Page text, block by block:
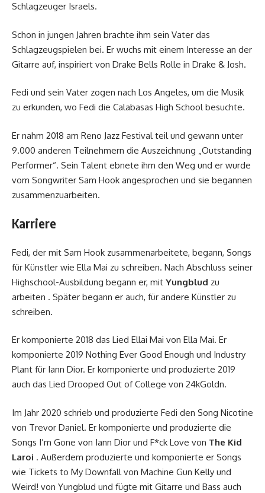
Schlagzeuger Israels.
Schon in jungen Jahren brachte ihm sein Vater das
Schlagzeugspielen bei. Er wuchs mit einem Interesse an der
Gitarre auf, inspiriert von Drake Bells Rolle in Drake & Josh.
Fedi und sein Vater zogen nach Los Angeles, um die Musik
zu erkunden, wo Fedi die Calabasas High School besuchte.
Er nahm 2018 am Reno Jazz Festival teil und gewann unter
9.000 anderen Teilnehmern die Auszeichnung „Outstanding
Performer“. Sein Talent ebnete ihm den Weg und er wurde
vom Songwriter Sam Hook angesprochen und sie begannen
zusammenzuarbeiten.
Karriere
Fedi, der mit Sam Hook zusammenarbeitete, begann, Songs
für Künstler wie Ella Mai zu schreiben. Nach Abschluss seiner
Highschool-Ausbildung begann er, mit Yungblud zu
arbeiten . Später begann er auch, für andere Künstler zu
schreiben.
Er komponierte 2018 das Lied Ellai Mai von Ella Mai. Er
komponierte 2019 Nothing Ever Good Enough und Industry
Plant für Iann Dior. Er komponierte und produzierte 2019
auch das Lied Drooped Out of College von 24kGoldn.
Im Jahr 2020 schrieb und produzierte Fedi den Song Nicotine
von Trevor Daniel. Er komponierte und produzierte die
Songs I’m Gone von Iann Dior und F*ck Love von The Kid
Laroi . Außerdem produzierte und komponierte er Songs
wie Tickets to My Downfall von Machine Gun Kelly und
Weird! von Yungblud und fügte mit Gitarre und Bass auch